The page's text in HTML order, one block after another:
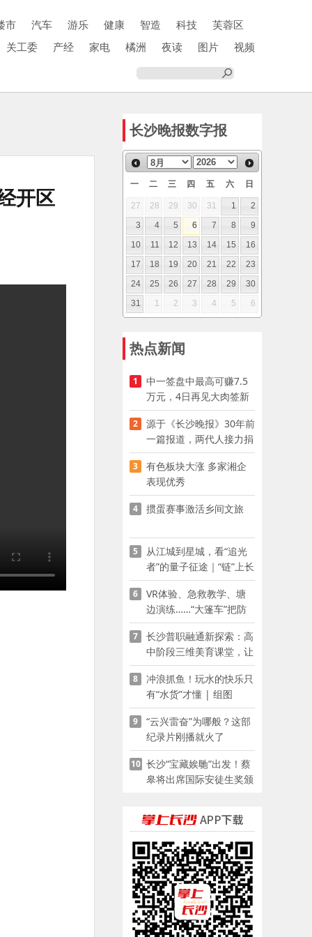
市 汽车 游乐 健康 智造 科技
芙蓉区
关工委
产经 家电 橘洲 夜读 图片 视频
开区
长沙晚报数字报
一 二 三 四 五 六 日
27 28 29 30 31 1
2
3
4 5 6 7 8
9
10
11 12 13 14 15
16
17
18 19 20 21 22
23
24
25 26 27 28 29
30
31
1 2 3 4 5 6
热点新闻
1
中一签盘中最高可赚7.5
万元，4日再见大肉签新
股
2
源于《长沙晚报》30年前
一篇报道，两代人接力捐
资助学
3
有色板块大涨 多家湘企
表现优秀
4 掼蛋赛事激活乡间文旅
5
从江城到星城，看“追光
者”的量子征途｜“链”上长
沙 “才”够硬核
6
VR体验、急救教学、塘
边演练……“大篷车”把防
溺水课堂搬到乡村青少年
家门口
7
长沙普职融通新探索：高
中阶段三维美育课堂，让
少年向美而生
8
冲浪抓鱼！玩水的快乐只
有“水货”才懂 | 组图
9
“云兴雷奋”为哪般？这部
纪录片刚播就火了
10 长沙“宝藏娭毑”出发！蔡
皋将出席国际安徒生奖颁